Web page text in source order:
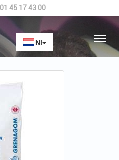
01 45 17 43 00
Home GRENAGOM Z8 350 MESH